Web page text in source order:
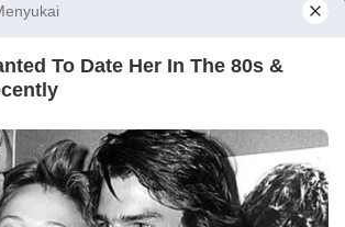
Daftar
Advertising Karier Pedoman Media Siber